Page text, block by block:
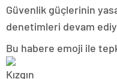
Güvenlik güçlerinin
denetimleri devam
Bu habere emoji ile